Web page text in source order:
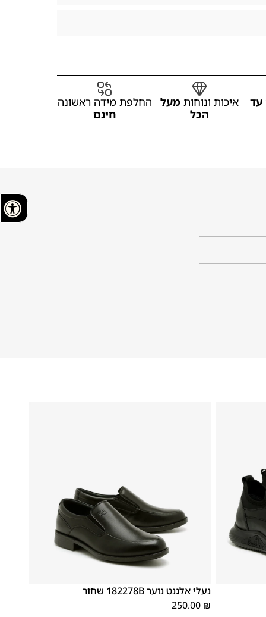
עד
איכות ונוחות מעל
הכל
החלפת מידה ראשונה
חינם
נעלי אלגנט נוער 182278B שחור
250.00 ₪